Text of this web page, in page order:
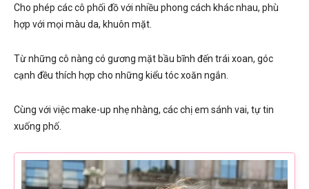
Cho phép các cô phối đồ với nhiều phong cách khác nhau, phù
hợp với mọi màu da, khuôn mặt.
Từ những cô nàng có gương mặt bầu bĩnh đến trái xoan, góc
cạnh đều thích hợp cho những kiểu tóc xoăn ngắn.
Cùng với việc make-up nhẹ nhàng, các chị em sánh vai, tự tin
xuống phố.